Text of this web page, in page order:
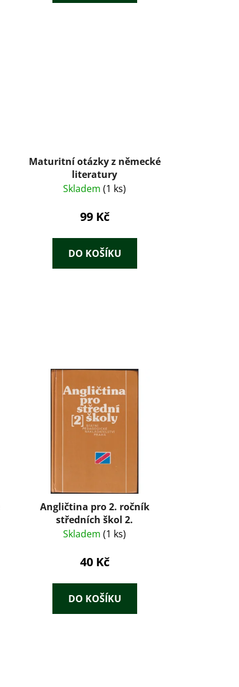
Maturitní otázky z německé
literatury
Skladem(1 ks)
99 Kč
DO KOŠÍKU
Angličtina pro 2. ročník
středních škol 2.
Skladem(1 ks)
40 Kč
DO KOŠÍKU